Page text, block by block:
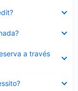
a través